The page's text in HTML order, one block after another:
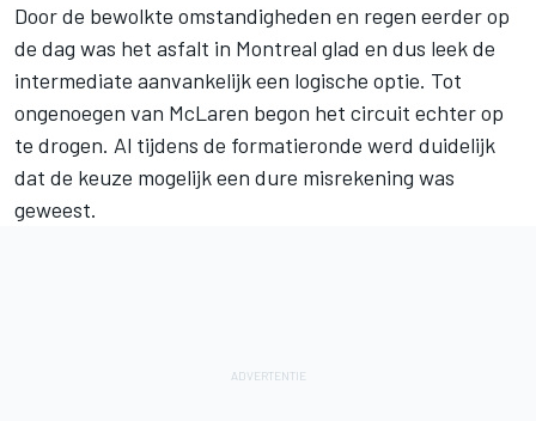
Door de bewolkte omstandigheden en regen eerder op
de dag was het asfalt in Montreal glad en dus leek de
intermediate aanvankelijk een logische optie. Tot
ongenoegen van McLaren begon het circuit echter op
te drogen. Al tijdens de formatieronde werd duidelijk
dat de keuze mogelijk een dure misrekening was
geweest.